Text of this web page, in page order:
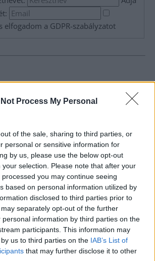
Not Process My Personal
of the sale, sharing to third parties, or
personal or sensitive information for
by us, please use the below opt-out
selection. Please note that after your
you may continue seeing
based on personal information utilized by
disclosed to third parties prior to
separately opt-out of the further
personal information by third parties on the
participants. This information may
us to third parties on the IAB’s List of
that may further disclose it to other
elfogadom a GDPR-szabályzatot
és exkluzív tartalmakkal hétről hétre
teljesen kiürül a kasszája
szirénaszóval emlékeztek a hősi halált
Nagykun-Szolnok megyében
a lángok Kisújszálláson
egy autó a 4-es főúton, Szajolnál